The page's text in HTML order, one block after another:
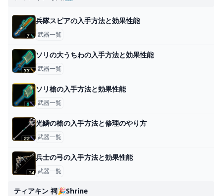
兵隊スピアの入手方法と効果性能
武器一覧
ソリの大うちわの入手方法と効果性能
武器一覧
ソリ槍の入手方法と効果性能
武器一覧
光鱗の槍の入手方法と修理のやり方
武器一覧
兵士の弓の入手方法と効果性能
武器一覧
ティアキン 祠🎉shrine